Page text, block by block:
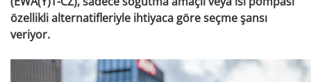
özellikli alternatifleriyle ihtiyaca göre seçme şansı
veriyor.